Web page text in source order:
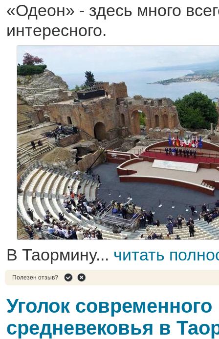
«Одеон» - здесь много
интересного.
В Таормину... читать
Полезен отзыв?
Уголок современного
средневековья в